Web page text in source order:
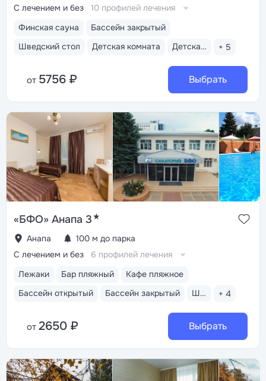
Финская сауна
Бассейн закрытый
Шведский стол
Детская комната Детская анимация + 5
С лечением и без 10 профилей лечения
от 5756 ₽ Выбрать
«БФО» Анапа 3★
Анапа 100 м до парка
Лежаки Бар пляжный
Кафе пляжное
Бассейн открытый
Бассейн закрытый Шведский стол + 4
С лечением и без 6 профилей лечения
от 2650 ₽ Выбрать